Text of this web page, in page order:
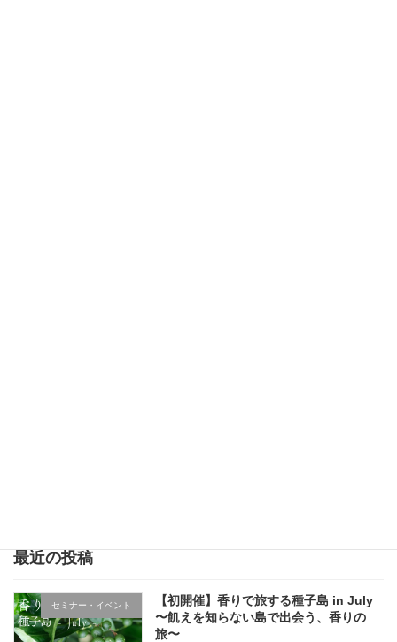
最近の投稿
セミナー・イベント
【初開催】香りで旅する種子島 in July
〜飢えを知らない島で出会う、香りの
旅〜